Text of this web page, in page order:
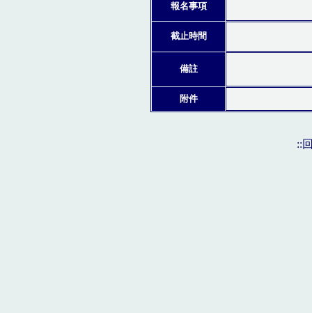
報名事項
截止時間
備註
附件
::